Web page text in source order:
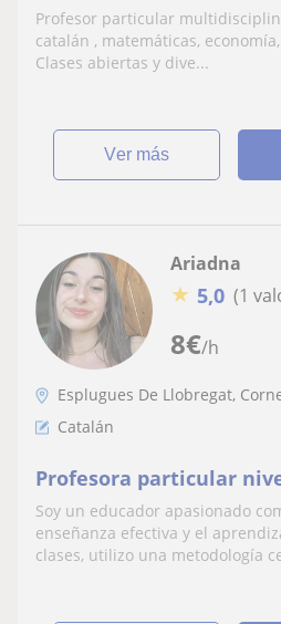
Profesor particular
catalán , matemáticas,
Clases abiertas y dive...
ver más
8€/h
Ariadna
★ 5,0 (1
Esplugues De Llobregat,
Catalán
Profesora particular
Soy un educador apasionado
enseñanza efectiva y el
clases, utilizo una metodología